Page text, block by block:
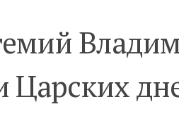
Царских